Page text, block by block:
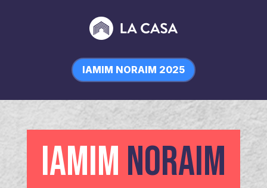
IAMIM NORAIM 2025
IAMIM NORAIM